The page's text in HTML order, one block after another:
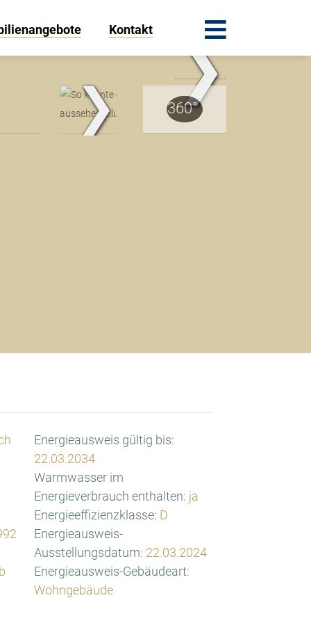
Kontakt
❯
❯
Energieausweis gültig bis:
22.03.2034
Warmwasser im
Energieverbrauch enthalten: ja
Energieeffizienzklasse: D
Energieausweis-
Ausstellungsdatum: 22.03.2024
Energieausweis-Gebäudeart:
Wohngebäude